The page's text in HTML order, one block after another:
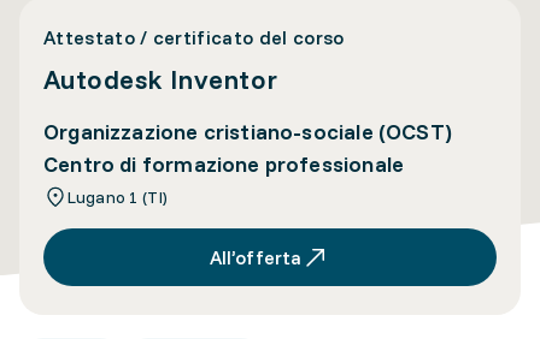
Attestato / certificato del corso
Autodesk Inventor
Organizzazione cristiano-sociale (OCST)
Centro di formazione professionale
Lugano 1 (TI)
All’offerta